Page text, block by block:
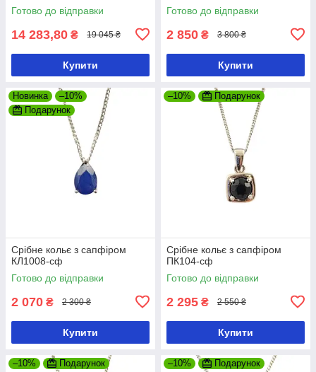
Готово до відправки
14 283,80 ₴ 19 045 ₴
Купити
Готово до відправки
2 850 ₴ 3 800 ₴
Купити
Новинка
–10%
Подарунок
Срібне кольє з сапфіром
КЛ1008-сф
Готово до відправки
2 070 ₴ 2 300 ₴
Купити
–10% Подарунок
Срібне кольє з сапфіром
ПК104-сф
Готово до відправки
2 295 ₴ 2 550 ₴
Купити
–10% Подарунок –10% Подарунок